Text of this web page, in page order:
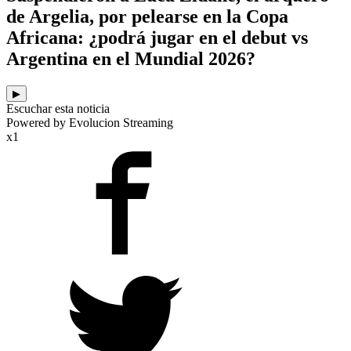
de Argelia, por pelearse en la Copa
Africana: ¿podrá jugar en el debut vs
Argentina en el Mundial 2026?
▶
Escuchar esta noticia
Powered by Evolucion Streaming
x1